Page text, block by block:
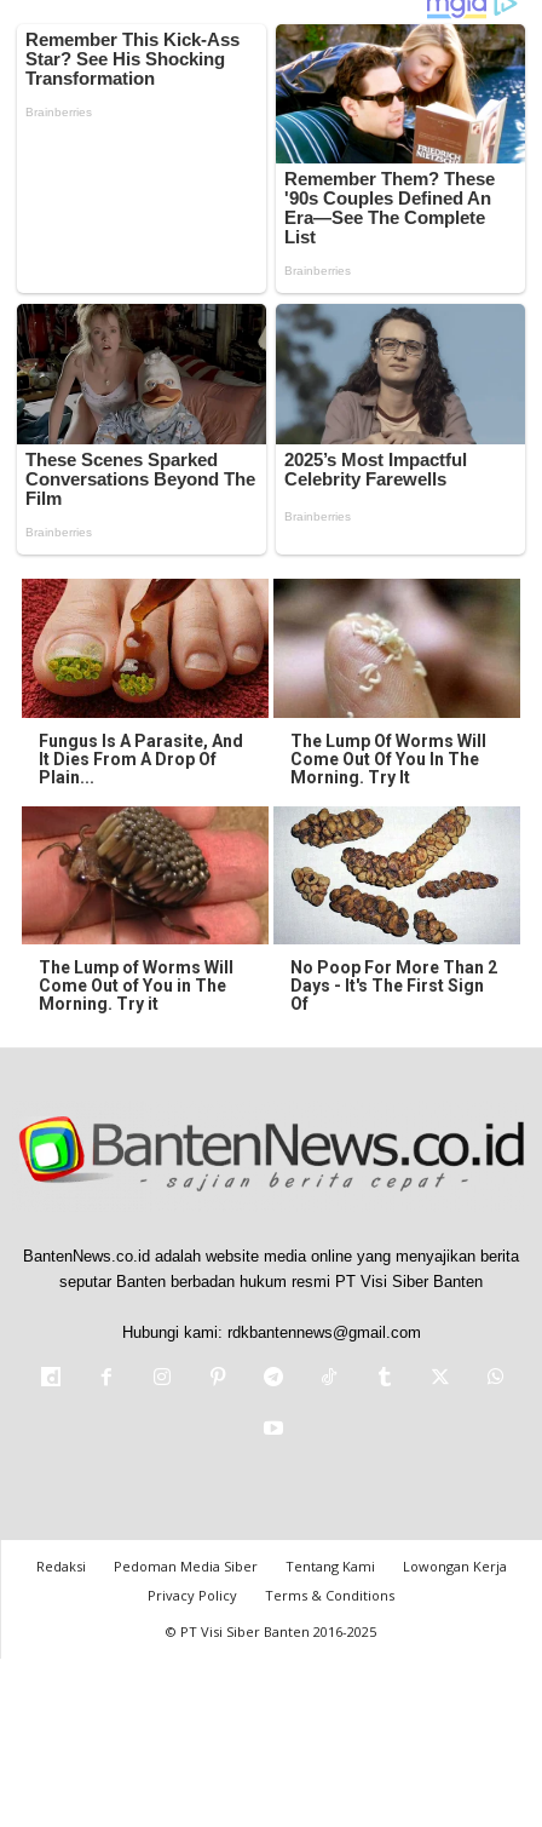
Fungus Is A Parasite, And
It Dies From A Drop Of
Plain...
The Lump Of Worms Will
Come Out Of You In The
Morning. Try It
The Lump of Worms Will
Come Out of You in The
Morning. Try it
No Poop For More Than 2
Days - It's The First Sign
Of
BantenNews.co.id adalah website media online yang menyajikan berita
seputar Banten berbadan hukum resmi PT Visi Siber Banten
Hubungi kami: rdkbantennews@gmail.com
Redaksi Pedoman Media Siber Tentang Kami
Lowongan Kerja
Privacy Policy
Terms & Conditions
© PT Visi Siber Banten 2016-2025